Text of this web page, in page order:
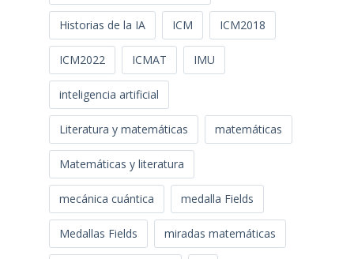
Historias de la IA ICM ICM2018
ICM2022 ICMAT IMU
inteligencia artificial
Literatura y matemáticas matemáticas
Matemáticas y literatura
mecánica cuántica medalla Fields
Medallas Fields miradas matemáticas